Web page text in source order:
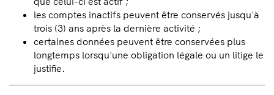
les comptes inactifs peuvent être conservés jusqu'à
trois (3) ans après la dernière activité ;
certaines données peuvent être conservées plus
longtemps lorsqu'une obligation légale ou un litige le
justifie.